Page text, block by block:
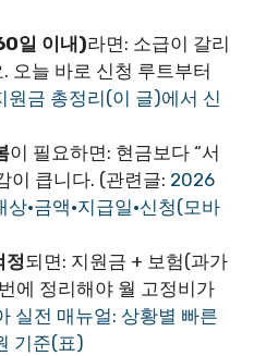
일 이내)라면: 소급이 갈리
오늘 바로 신청 루트부터
원금 총정리(이 글)에서 신
이 필요하면: 현금보다 “서
이 큽니다. (관련글: 2026
·금액·지급일·신청(모바
정되면: 지원금 + 보험(과가
에 정리해야 월 고정비가
실전 매뉴얼: 상황별 빠른
기준(표)